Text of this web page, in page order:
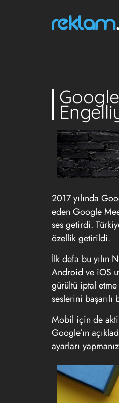
2017 yılında
eden Google
ses getirdi.
özellik getirildi.
İlk defa bu yılın
Android ve iOS
gürültü iptal
seslerini
Mobil için de
Google’ın
ayarları